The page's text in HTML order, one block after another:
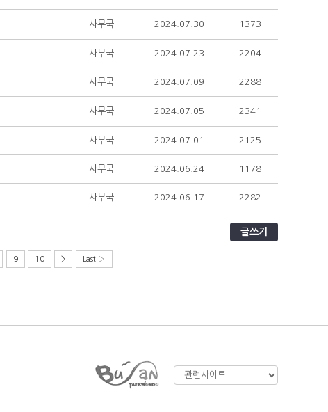
사무국 2024.07.30 1373
사무국 2024.07.23 2204
사무국 2024.07.09 2288
사무국 2024.07.05 2341
사무국 2024.07.01 2125
사무국 2024.06.24 1178
사무국 2024.06.17 2282
글쓰기
9 10 > Last ›